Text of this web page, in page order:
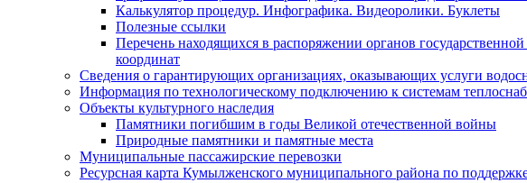
Калькулятор процедур. Инфографика. Видеоролики. Буклеты
Полезные ссылки
Перечень находящихся в распоряжении органов
координат
Сведения о гарантирующих организациях, оказывающих услуги
Информация по технологическому подключению к системам
Объекты культурного наследия
Памятники погибшим в годы Великой отечественной войны
Природные памятники и памятные места
Муниципальные пассажирские перевозки
Ресурсная карта Кумылженского муниципального района по